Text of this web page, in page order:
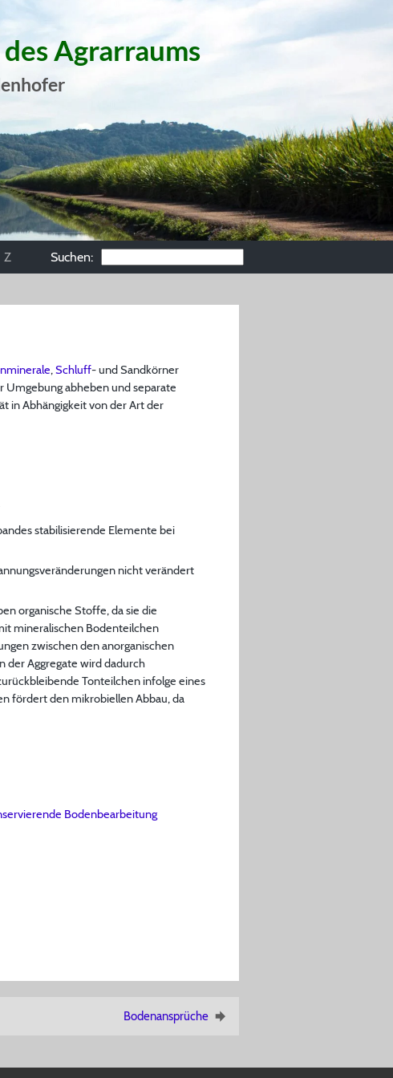
Agrarraums
Z Suchen:
, Schluff- und Sandkörner
abheben und separate
in Abhängigkeit von der Art der
stabilisierende Elemente bei
nicht verändert
organische Stoffe, da sie die
mineralischen Bodenteilchen
zwischen den anorganischen
der Aggregate wird dadurch
Tonteilchen infolge eines
fördert den mikrobiellen Abbau, da
Bodenbearbeitung
Bodenansprüche